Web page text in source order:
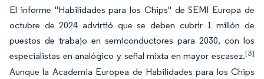
El informe "Habilidades para los Chips" de SEMI Europa de
octubre de 2024 advirtió que se deben cubrir 1 millón de
puestos de trabajo en semiconductores para 2030, con los
especialistas en analógico y señal mixta en mayor escasez.[3]
Aunque la Academia Europea de Habilidades para los Chips